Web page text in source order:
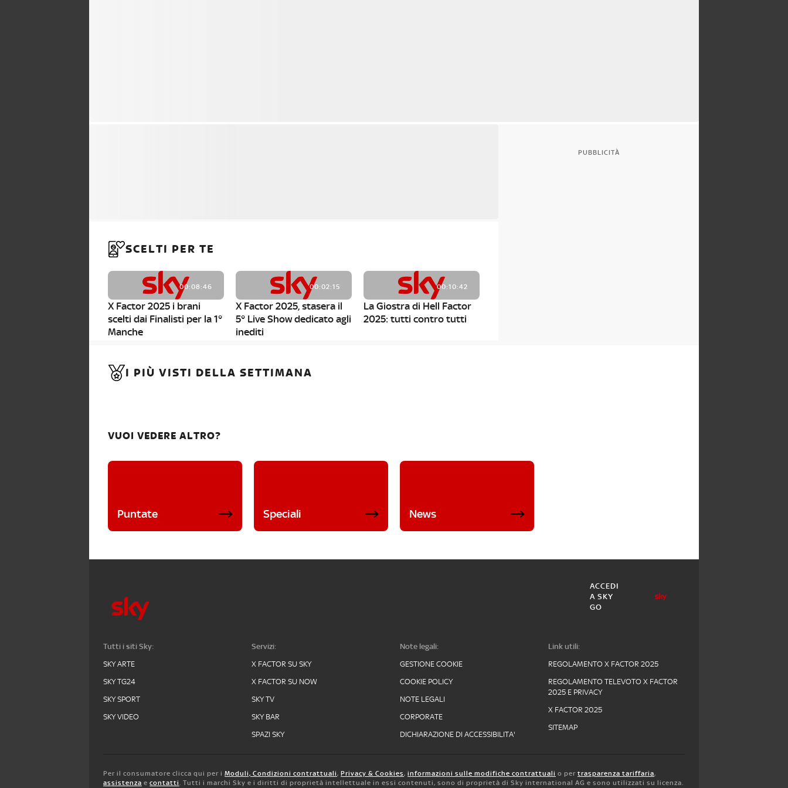
SCELTI PER TE
00:08:46
X Factor 2025 i brani
scelti dai Finalisti per la 1°
Manche
00:02:15
X Factor 2025, stasera il
5° Live Show dedicato agli
inediti
00:10:42
La Giostra di Hell Factor
2025: tutti contro tutti
PUBBLICITÀ
I PIÙ VISTI DELLA SETTIMANA
VUOI VEDERE ALTRO?
Puntate Speciali News
ACCEDI
A SKY
GO
Tutti i siti Sky:
SKY ARTE
SKY TG24
SKY SPORT
SKY VIDEO
Servizi:
X FACTOR SU SKY
X FACTOR SU NOW
SKY TV
SKY BAR
SPAZI SKY
Note legali:
GESTIONE COOKIE
COOKIE POLICY
NOTE LEGALI
CORPORATE
DICHIARAZIONE DI ACCESSIBILITA'
Link utili:
REGOLAMENTO X FACTOR 2025
REGOLAMENTO TELEVOTO X FACTOR
2025 E PRIVACY
X FACTOR 2025
SITEMAP
Per il consumatore clicca qui per i Moduli, Condizioni contrattuali, Privacy & Cookies, informazioni sulle modifiche contrattuali o per trasparenza tariffaria,
assistenza e contatti. Tutti i marchi Sky e i diritti di proprietà intellettuale in essi contenuti, sono di proprietà di Sky international AG e sono utilizzati su licenza.